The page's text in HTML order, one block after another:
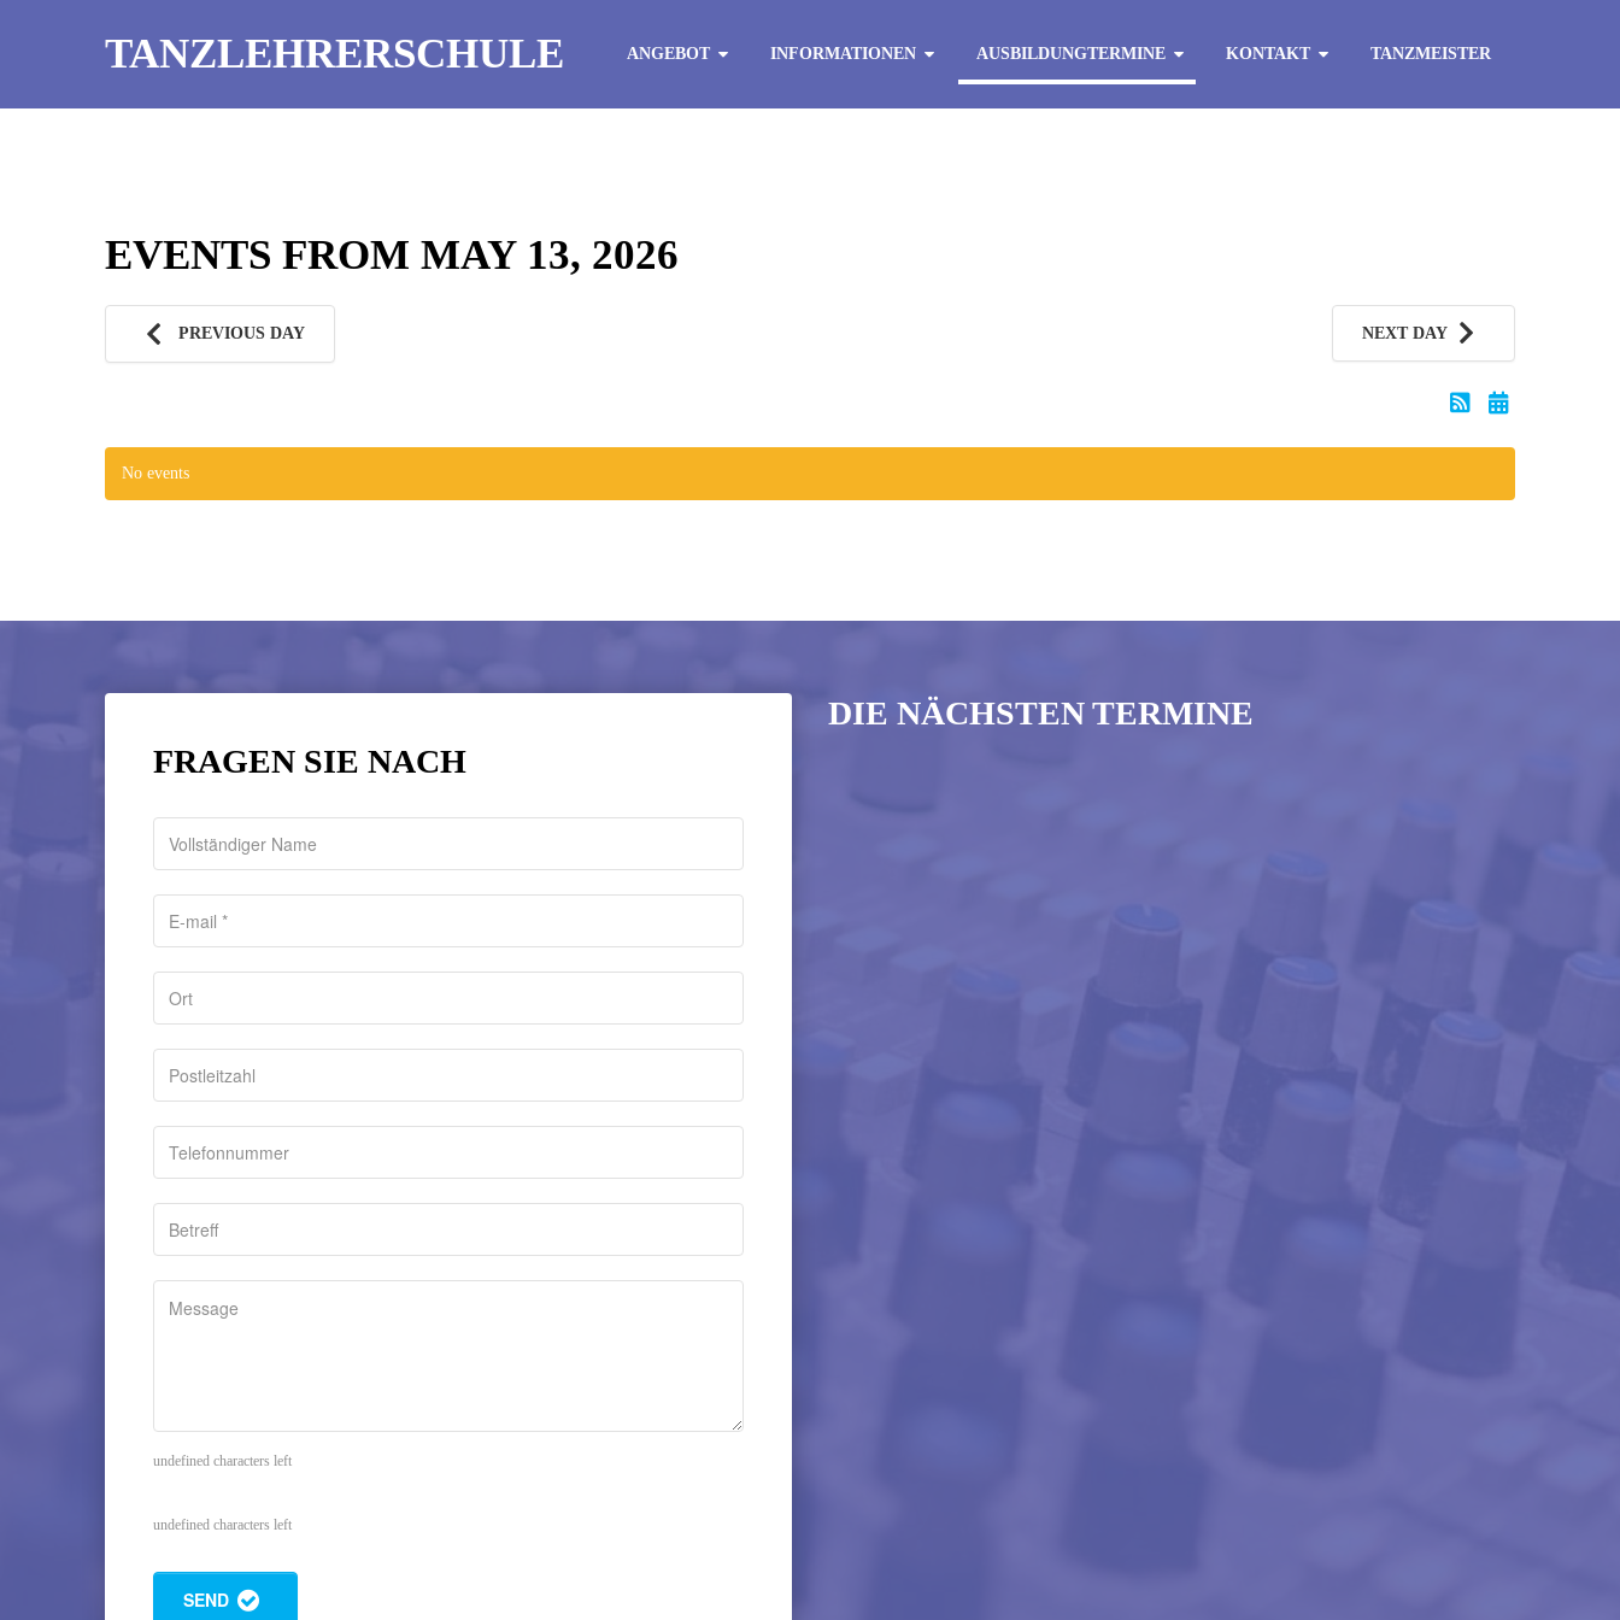
TANZLEHRERSCHULE ANGEBOT INFORMATIONEN AUSBILDUNGTERMINE KONTAKT TANZMEISTER
EVENTS FROM MAY 13, 2026
PREVIOUS DAY NEXT DAY
No events
FRAGEN SIE NACH
undefined characters left
undefined characters left
SEND
DIE NÄCHSTEN TERMINE